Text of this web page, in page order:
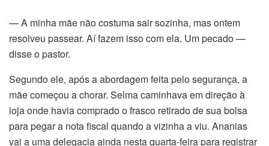
— A minha mãe não costuma sair sozinha, mas ontem
resolveu passear. Aí fazem isso com ela. Um pecado —
disse o pastor.
Segundo ele, após a abordagem feita pelo segurança, a
mãe começou a chorar. Selma caminhava em direção à
loja onde havia comprado o frasco retirado de sua bolsa
para pegar a nota fiscal quando a vizinha a viu. Ananias
vai a uma delegacia ainda nesta quarta-feira para registrar